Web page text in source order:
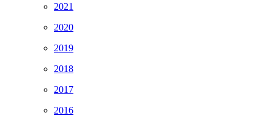
2021
2020
2019
2018
2017
2016